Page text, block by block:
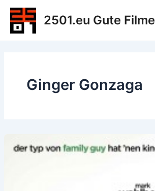
Zum
Inhalt
springen
2501.eu Gute Filme
Ginger Gonzaga